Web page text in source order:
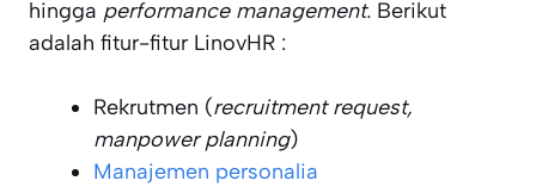
hingga performance management. Berikut
adalah fitur-fitur LinovHR :
Rekrutmen (recruitment request,
manpower planning)
Manajemen personalia